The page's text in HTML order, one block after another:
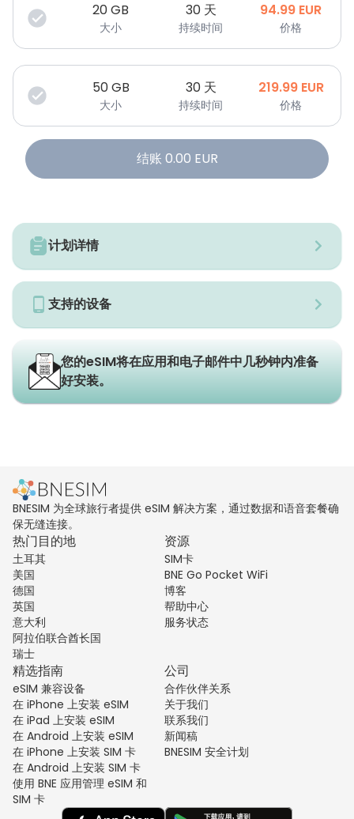
20GB
大小
30 天
持续时间
94.99 EUR
价格
50GB
大小
30 天
持续时间
219.99 EUR
价格
结账 0.00 EUR
计划详情
支持的设备
您的eSIM将在应用和电子邮件中几秒钟内准备
好安装。
BNESIM 为全球旅行者提供 eSIM 解决方案，通过数据和语音套餐确
保无缝连接。
热门目的地
土耳其
美国
德国
英国
意大利
阿拉伯联合酋长国
瑞士
资源
SIM卡
BNE Go Pocket WiFi
博客
帮助中心
服务状态
精选指南
eSIM 兼容设备
在 iPhone 上安装 eSIM
在 iPad 上安装 eSIM
在 Android 上安装 eSIM
在 iPhone 上安装 SIM 卡
在 Android 上安装 SIM 卡
使用 BNE 应用管理 eSIM 和
SIM 卡
公司
合作伙伴关系
关于我们
联系我们
新闻稿
BNESIM 安全计划